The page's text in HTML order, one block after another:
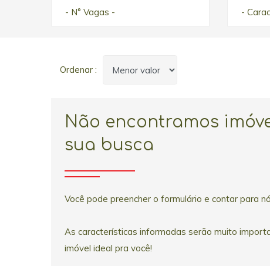
- N° Vagas - -
Ordenar :
Não encontramos
sua busca
Você pode preencher o formulário e contar para
As características informadas serão muito
imóvel ideal pra você!